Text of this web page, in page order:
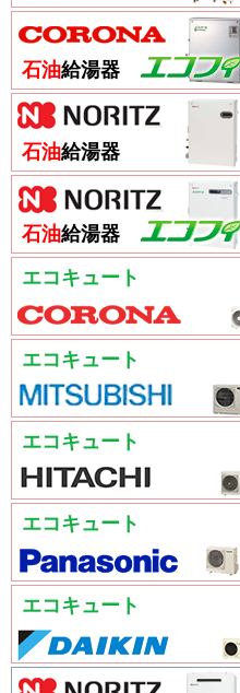
石油給湯器
石油給湯器
石油給湯器
エコキュート
エコキュート
エコキュート
エコキュート
エコキュート